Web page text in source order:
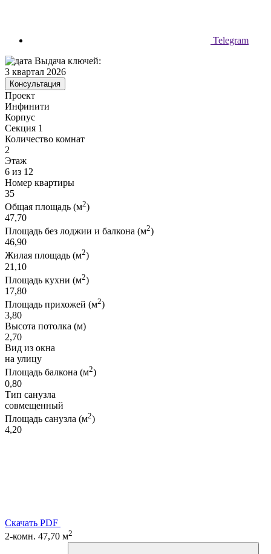
Telegram
Выдача ключей:
3 квартал 2026
Консультация
Проект
Инфинити
Корпус
Секция 1
Количество комнат
2
Этаж
6 из 12
Номер квартиры
35
Общая площадь (м2)
47,70
Площадь без лоджии и балкона (м2)
46,90
Жилая площадь (м2)
21,10
Площадь кухни (м2)
17,80
Площадь прихожей (м2)
3,80
Высота потолка (м)
2,70
Вид из окна
на улицу
Площадь балкона (м2)
0,80
Тип санузла
совмещенный
Площадь санузла (м2)
4,20
Скачать PDF
2-комн. 47,70 м2